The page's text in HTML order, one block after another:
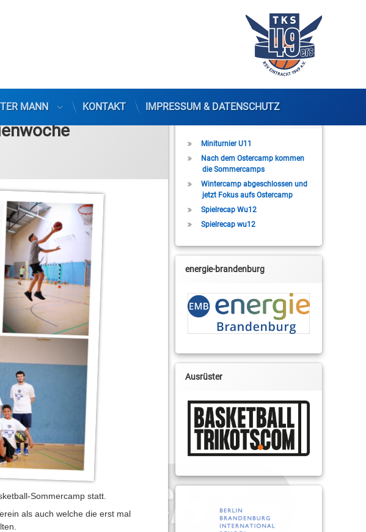
MANN KONTAKT IMPRESSUM & DATENSCHUTZ
Sommercamp statt.
als auch welche die erst mal
Miniturnier U11
Nach dem Ostercamp kommen
die Sommercamps
Wintercamp abgeschlossen und
jetzt Fokus aufs Ostercamp
Spielrecap Wu12
Spielrecap wu12
energie-brandenburg
Ausrüster